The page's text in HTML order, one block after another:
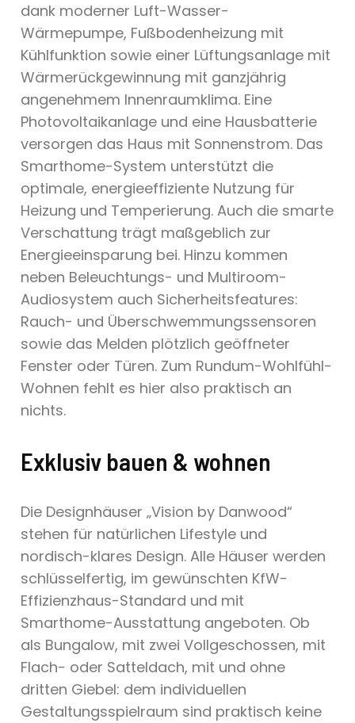
dank moderner Luft-Wasser-
Wärmepumpe, Fußbodenheizung mit
Kühlfunktion sowie einer Lüftungsanlage mit
Wärmerückgewinnung mit ganzjährig
angenehmem Innenraumklima. Eine
Photovoltaikanlage und eine Hausbatterie
versorgen das Haus mit Sonnenstrom. Das
Smarthome-System unterstützt die
optimale, energieeffiziente Nutzung für
Heizung und Temperierung. Auch die smarte
Verschattung trägt maßgeblich zur
Energieeinsparung bei. Hinzu kommen
neben Beleuchtungs- und Multiroom-
Audiosystem auch Sicherheitsfeatures:
Rauch- und Überschwemmungssensoren
sowie das Melden plötzlich geöffneter
Fenster oder Türen. Zum Rundum-Wohlfühl-
Wohnen fehlt es hier also praktisch an
nichts.
Exklusiv bauen & wohnen
Die Designhäuser „Vision by Danwood“
stehen für natürlichen Lifestyle und
nordisch-klares Design. Alle Häuser werden
schlüsselfertig, im gewünschten KfW-
Effizienzhaus-Standard und mit
Smarthome-Ausstattung angeboten. Ob
als Bungalow, mit zwei Vollgeschossen, mit
Flach- oder Satteldach, mit und ohne
dritten Giebel: dem individuellen
Gestaltungsspielraum sind praktisch keine